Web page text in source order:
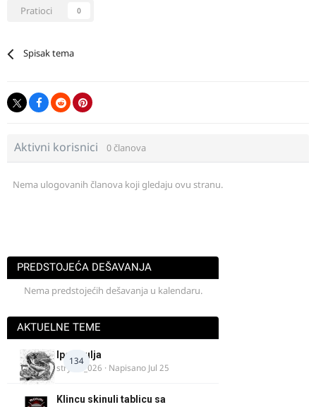
Pratioci 0
Spisak tema
Aktivni korisnici 0 članova
Nema ulogovanih članova koji gledaju ovu stranu.
PREDSTOJEĆA DEŠAVANJA
Nema predstojećih dešavanja u kalendaru.
AKTUELNE TEME
134
Ipone ulja
stryker_026 · Napisano Jul 25
Klincu skinuli tablicu sa